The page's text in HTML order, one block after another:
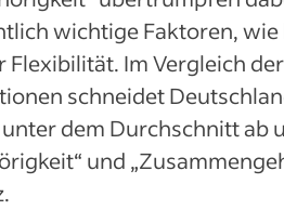
wichtige Faktoren,
Flexibilität. Im Vergleich
schneidet
dem Durchschnitt ab
und